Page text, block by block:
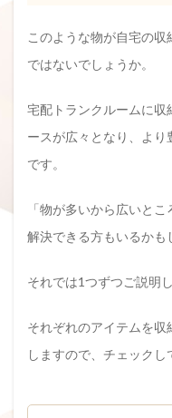
このような物が自宅の
ではないでしょうか。
宅配トランクルームに
ースが広々となり、よ
です。
「物が多いから広いと
解決できる方もいるかも
それでは1つずつご説明
それぞれのアイテムを収
しますので、チェックし